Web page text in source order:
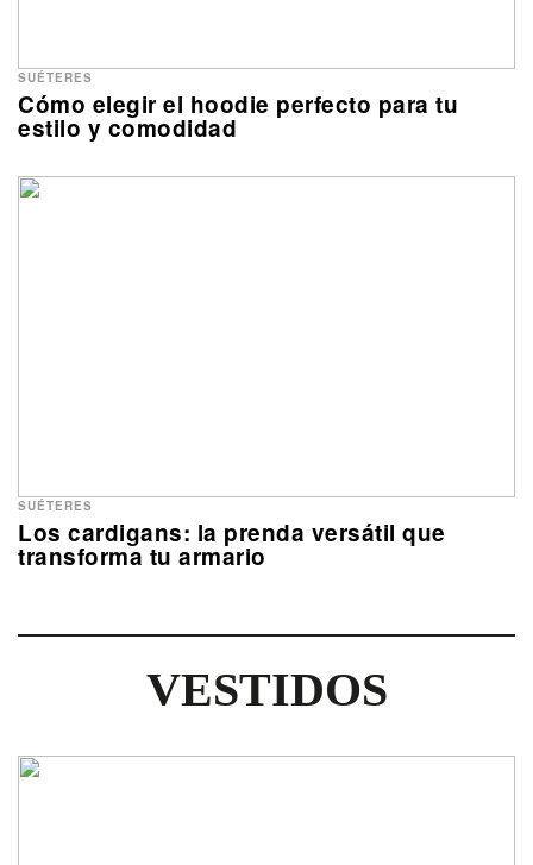
Cómo elegir el hoodie perfecto para tu
estilo y comodidad
SUÉTERES
Los cardigans: la prenda versátil que
transforma tu armario
SUÉTERES
VESTIDOS